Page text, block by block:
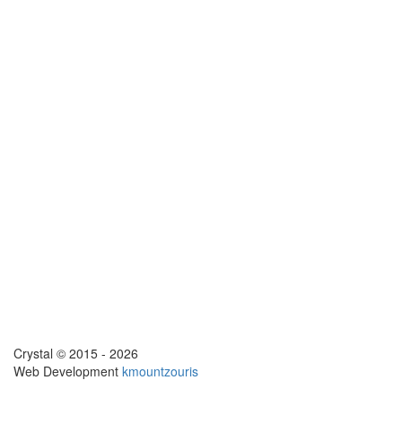
Crystal © 2015 - 2026
Web Development kmountzouris